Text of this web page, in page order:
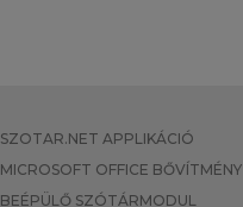
SZOTAR.NET APPLIKÁCIÓ
MICROSOFT OFFICE BŐVÍTMÉNY
BEÉPÜLŐ SZÓTÁRMODUL